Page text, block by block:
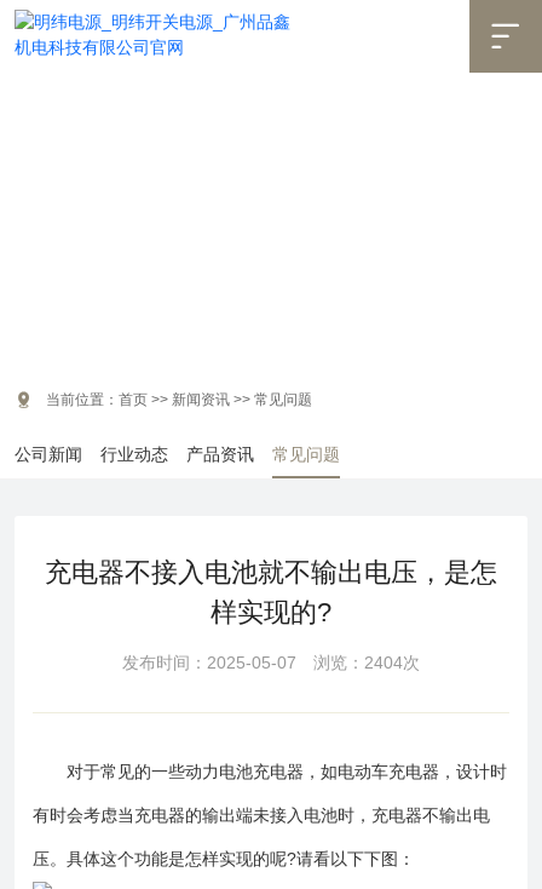

公司新闻 行业动态 产品资讯 常见问题
 当前位置： 首页 >> 新闻资讯 >> 常见问题
充电器不接入电池就不输出电压，是怎
样实现的?
发布时间：2025-05-07 浏览：2404次
对于常见的一些动力电池充电器，如电动车充电器，设计时
有时会考虑当充电器的输出端未接入电池时，充电器不输出电
压。具体这个功能是怎样实现的呢?请看以下下图：